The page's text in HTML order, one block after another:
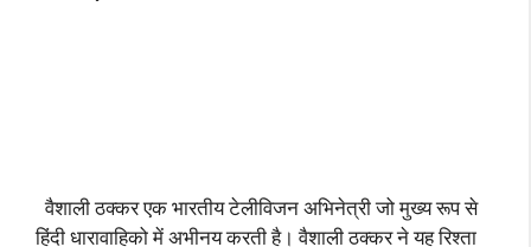
वैशाली ठक्कर एक भारतीय टेलीविजन अभिनेत्री जो मुख्य रूप से
हिंदी धारावाहिको में अभीनय करती है। वैशाली ठक्कर ने यह रिश्ता